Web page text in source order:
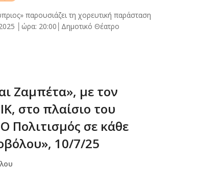
παρουσιάζει τη χορευτική παράσταση
│ώρα: 20:00│Δημοτικό Θέατρο
Ζαμπέτα», με τον
στο πλαίσιο του
Πολιτισμός σε κάθε
10/7/25